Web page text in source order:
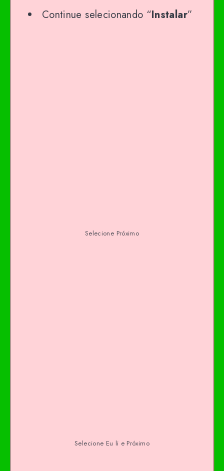
Continue selecionando “Instalar”
Selecione Próximo
Selecione Eu li e Próximo